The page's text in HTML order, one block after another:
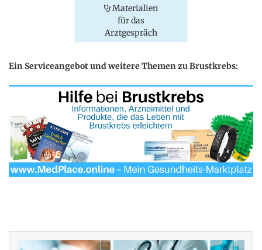
Materialien
für das
Arztgespräch
Ein Serviceangebot und weitere Themen zu Brustkrebs: